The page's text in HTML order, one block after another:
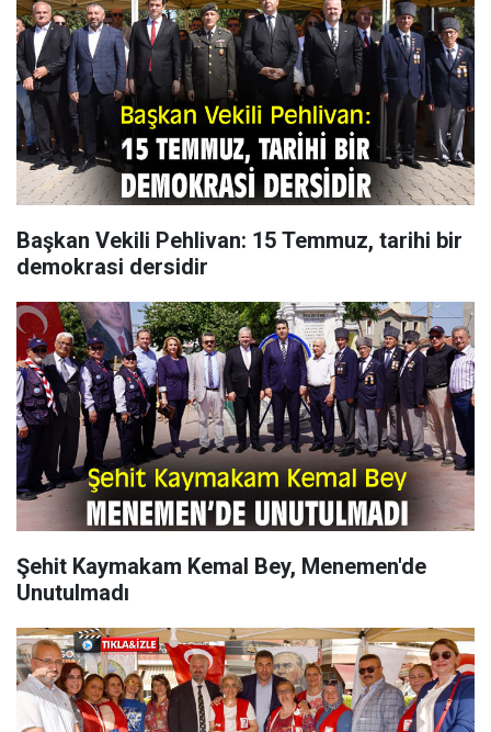
Başkan Vekili Pehlivan: 15 Temmuz, tarihi bir
demokrasi dersidir
Şehit Kaymakam Kemal Bey, Menemen'de
Unutulmadı